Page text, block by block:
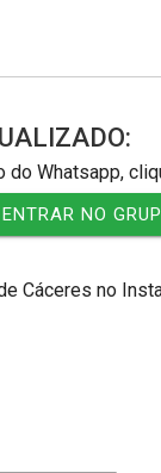
do Whatsapp,
ENTRAR NO
Cáceres no